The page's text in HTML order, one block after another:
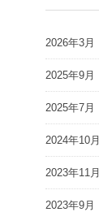
2026年3月
2025年9月
2025年7月
2024年10月
2023年11月
2023年9月